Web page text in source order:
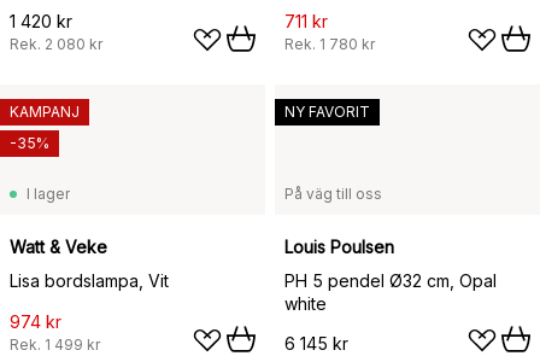
1 420 kr
Rek. 2 080 kr
711 kr
Rek. 1 780 kr
I lager
Watt & Veke
Lisa bordslampa, Vit
974 kr
Rek. 1 499 kr
KAMPANJ
-35%
På väg till oss
Louis Poulsen
PH 5 pendel Ø32 cm, Opal
white
6 145 kr
NY FAVORIT